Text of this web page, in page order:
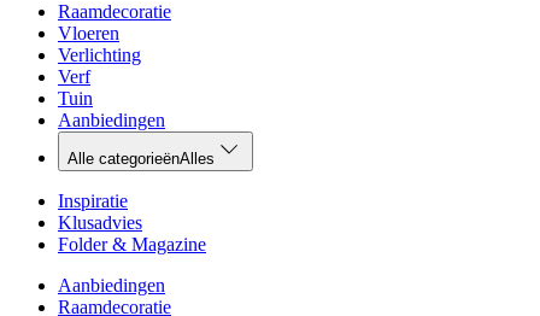
Raamdecoratie
Vloeren
Verlichting
Verf
Tuin
Aanbiedingen
Alle categorieënAlles
Inspiratie
Klusadvies
Folder & Magazine
Aanbiedingen
Raamdecoratie